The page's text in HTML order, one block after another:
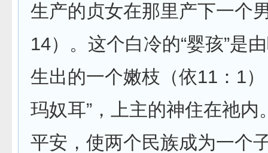
生产的贞女在那里产下一个
14）。这个白冷的“婴孩”是
生出的一个嫩枝（依11：1
玛奴耳”，上主的神住在祂内
平安，使两个民族成为一个